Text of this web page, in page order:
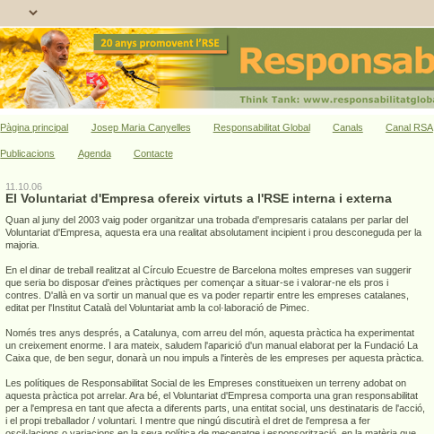
Pàgina principal Josep Maria Canyelles Responsabilitat Global Canals Canal RSA
Publicacions Agenda Contacte
11.10.06
El Voluntariat d'Empresa ofereix virtuts a l'RSE interna i externa
Quan al juny del 2003 vaig poder organitzar una trobada d'empresaris catalans per parlar del
Voluntariat d'Empresa, aquesta era una realitat absolutament incipient i prou desconeguda per la
majoria.
En el dinar de treball realitzat al Círculo Ecuestre de Barcelona moltes empreses van suggerir
que seria bo disposar d'eines pràctiques per començar a situar-se i valorar-ne els pros i
contres. D'allà en va sortir un manual que es va poder repartir entre les empreses catalanes,
editat per l'Institut Català del Voluntariat amb la col·laboració de Pimec.
Només tres anys després, a Catalunya, com arreu del món, aquesta pràctica ha experimentat
un creixement enorme. I ara mateix, saludem l'aparició d'un manual elaborat per la Fundació La
Caixa que, de ben segur, donarà un nou impuls a l'interès de les empreses per aquesta pràctica.
Les polítiques de Responsabilitat Social de les Empreses constitueixen un terreny adobat on
aquesta pràctica pot arrelar. Ara bé, el Voluntariat d'Empresa comporta una gran responsabilitat
per a l'empresa en tant que afecta a diferents parts, una entitat social, uns destinataris de l'acció,
i el propi treballador / voluntari. I mentre que ningú discutirà el dret de l'empresa a fer